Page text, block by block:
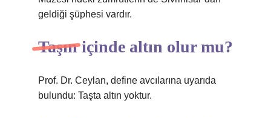
geldiği şüphesi vardır.
Taşın içinde altın olur mu?
Prof. Dr. Ceylan, define avcılarına uyarıda
bulundu: Taşta altın yoktur.